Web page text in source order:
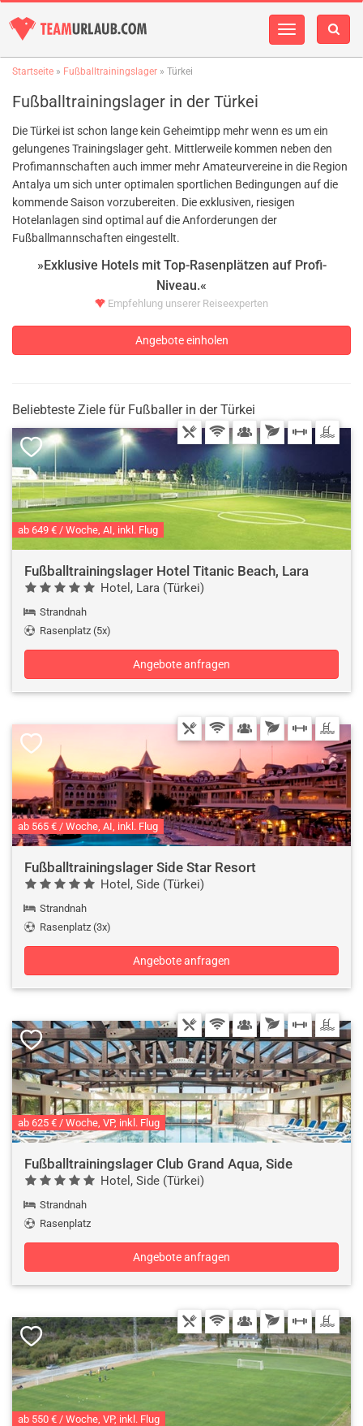
Navigation
Startseite » Fußballtrainingslager » Türkei
Fußballtrainingslager in der Türkei
Die Türkei ist schon lange kein Geheimtipp mehr wenn es um ein
gelungenes Trainingslager geht. Mittlerweile kommen neben den
Profimannschaften auch immer mehr Amateurvereine in die Region
Antalya um sich unter optimalen sportlichen Bedingungen auf die
kommende Saison vorzubereiten. Die exklusiven, riesigen
Hotelanlagen sind optimal auf die Anforderungen der
Fußballmannschaften eingestellt.
»Exklusive Hotels mit Top-Rasenplätzen auf Profi-
Niveau.«
Empfehlung unserer Reiseexperten
Angebote einholen
Beliebteste Ziele für Fußballer in der Türkei
ab 649 € / Woche, AI, inkl. Flug
Fußballtrainingslager Hotel Titanic Beach, Lara
Hotel, Lara (Türkei)
Strandnah
Rasenplatz (5x)
Angebote anfragen
ab 565 € / Woche, AI, inkl. Flug
Fußballtrainingslager Side Star Resort
Hotel, Side (Türkei)
Strandnah
Rasenplatz (3x)
Angebote anfragen
ab 625 € / Woche, VP, inkl. Flug
Fußballtrainingslager Club Grand Aqua, Side
Hotel, Side (Türkei)
Strandnah
Rasenplatz
Angebote anfragen
ab 550 € / Woche, VP, inkl. Flug